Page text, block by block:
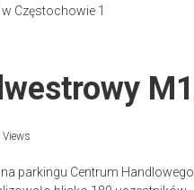
parkingu Centrum